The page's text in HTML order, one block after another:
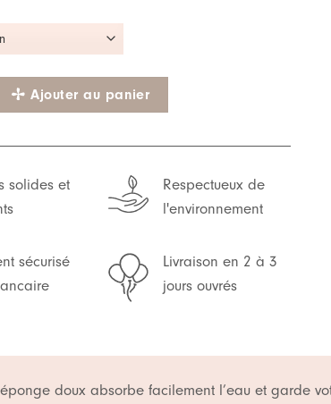
l Bleu
Ajouter au panier
solides et
Respectueux de
l'environnement
sécurisé
Livraison en 2 à 3
jours ouvrés
doux absorbe facilement l’eau et garde